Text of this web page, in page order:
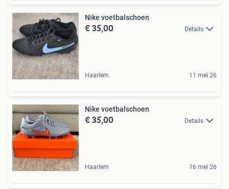
Nike voetbalschoen
€ 35,00 Details
Haarlem 11 mei 26
Nike voetbalschoen
€ 35,00 Details
Haarlem 16 mei 26